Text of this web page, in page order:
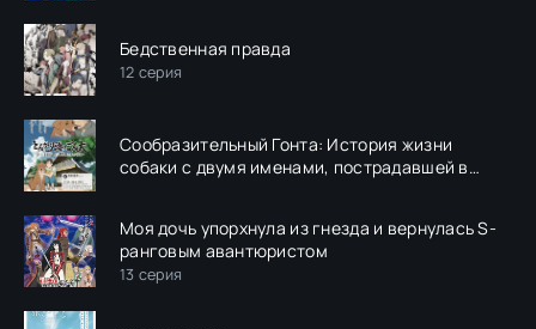
Бедственная правда
12 серия
Сообразительный Гонта: История жизни
собаки с двумя именами, пострадавшей в
Моя дочь упорхнула из гнезда и вернулась S-
ранговым авантюристом
13 серия